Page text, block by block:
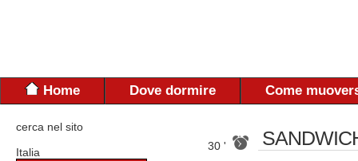
Home Dove dormire Come
cerca nel sito
Italia
30 '